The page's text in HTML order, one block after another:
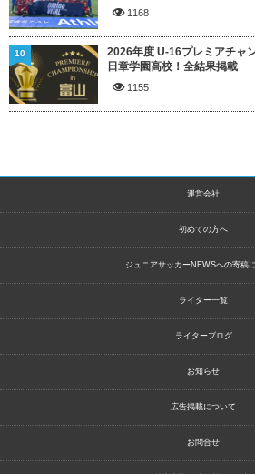
1168
2026年度 U-16プレミアチャ
日章学園高校！全結果掲載
1155
10
運営会社
初めての方へ
ジュニアサッカーNEWSへの寄稿
ライター一覧
ライターブログ
お知らせ
広告掲載について
お問合せ